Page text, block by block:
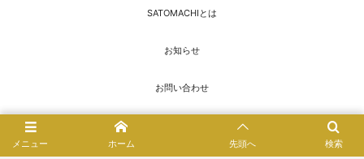
SATOMACHIとは
お知らせ
お問い合わせ
© 2016 - 2026
メニュー 検索
ホーム 先頭へ